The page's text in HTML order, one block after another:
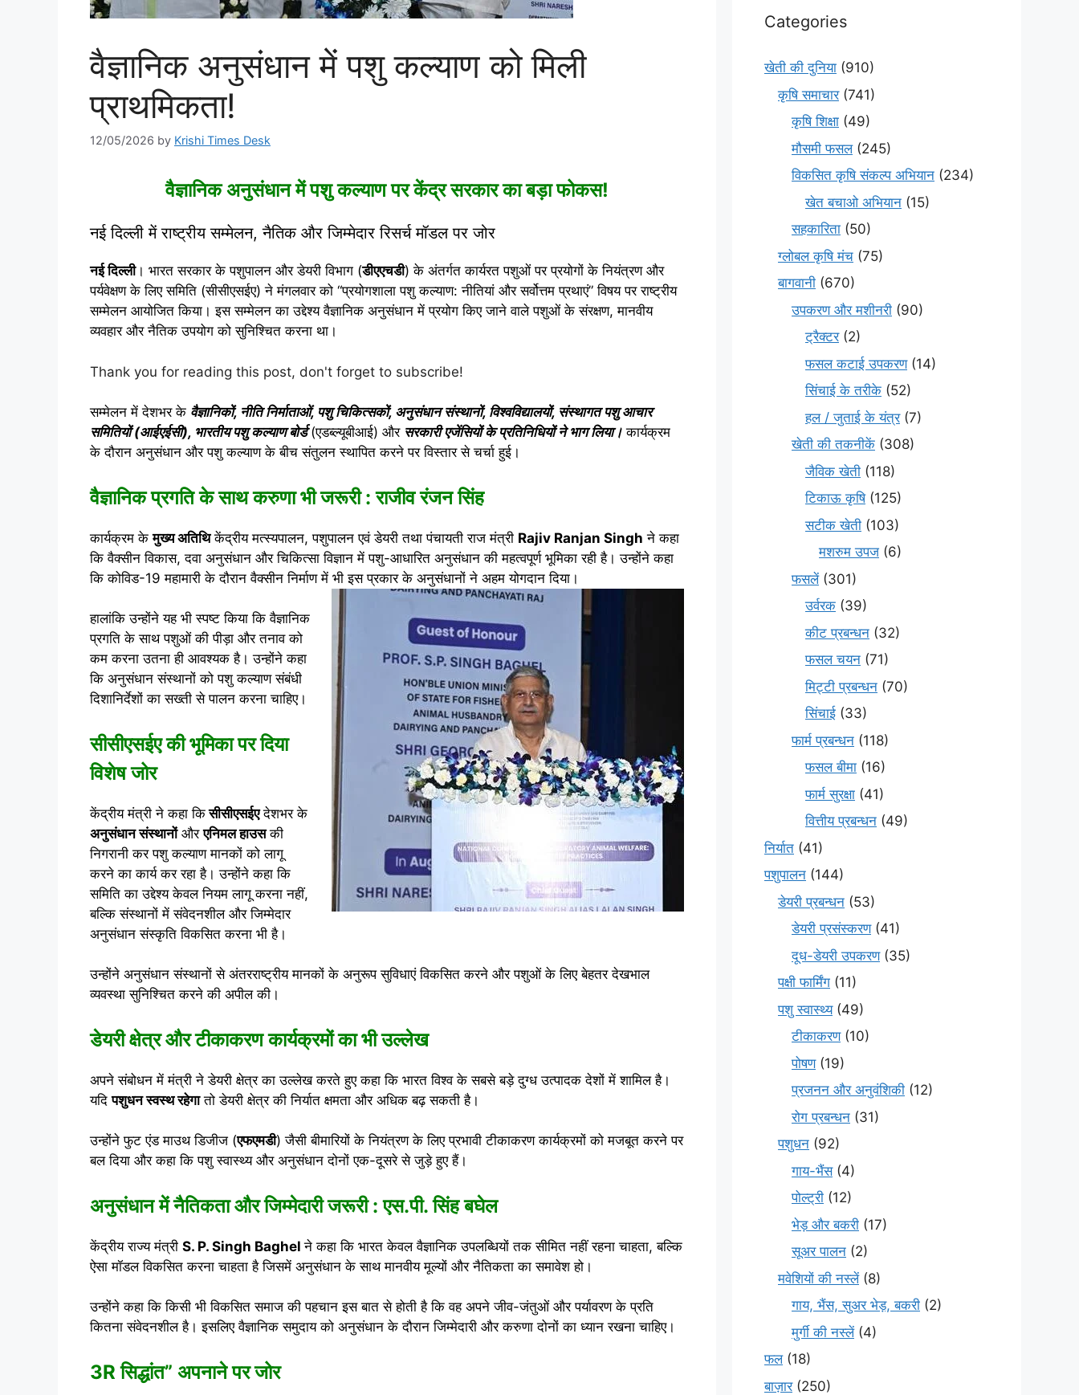
वैज्ञानिक अनुसंधान में पशु कल्याण को मिली
प्राथमिकता!
12/05/2026 by Krishi Times Desk
वैज्ञानिक अनुसंधान में पशु कल्याण पर केंद्र सरकार का बड़ा फोकस!
नई दिल्ली में राष्ट्रीय सम्मेलन, नैतिक और जिम्मेदार रिसर्च मॉडल पर जोर
नई दिल्ली। भारत सरकार के पशुपालन और डेयरी विभाग (डीएएचडी) के अंतर्गत कार्यरत पशुओं पर प्रयोगों के नियंत्रण और
पर्यवेक्षण के लिए समिति (सीसीएसईए) ने मंगलवार को “प्रयोगशाला पशु कल्याण: नीतियां और सर्वोत्तम प्रथाएं” विषय पर राष्ट्रीय
सम्मेलन आयोजित किया। इस सम्मेलन का उद्देश्य वैज्ञानिक अनुसंधान में प्रयोग किए जाने वाले पशुओं के संरक्षण, मानवीय
व्यवहार और नैतिक उपयोग को सुनिश्चित करना था।
Thank you for reading this post, don't forget to subscribe!
सम्मेलन में देशभर के वैज्ञानिकों, नीति निर्माताओं, पशु चिकित्सकों, अनुसंधान संस्थानों, विश्वविद्यालयों, संस्थागत पशु आचार
समितियों (आईएईसी), भारतीय पशु कल्याण बोर्ड(एडब्ल्यूबीआई) और सरकारी एजेंसियों के प्रतिनिधियों ने भाग लिया। कार्यक्रम
के दौरान अनुसंधान और पशु कल्याण के बीच संतुलन स्थापित करने पर विस्तार से चर्चा हुई।
वैज्ञानिक प्रगति के साथ करुणा भी जरूरी : राजीव रंजन सिंह
कार्यक्रम केमुख्य अतिथिकेंद्रीय मत्स्यपालन, पशुपालन एवं डेयरी तथा पंचायती राज मंत्री Rajiv Ranjan Singh ने कहा
कि वैक्सीन विकास, दवा अनुसंधान और चिकित्सा विज्ञान में पशु-आधारित अनुसंधान की महत्वपूर्ण भूमिका रही है। उन्होंने कहा
कि कोविड-19 महामारी के दौरान वैक्सीन निर्माण में भी इस प्रकार के अनुसंधानों ने अहम योगदान दिया।
हालांकि उन्होंने यह भी स्पष्ट किया कि वैज्ञानिक
प्रगति के साथ पशुओं की पीड़ा और तनाव को
कम करना उतना ही आवश्यक है। उन्होंने कहा
कि अनुसंधान संस्थानों को पशु कल्याण संबंधी
दिशानिर्देशों का सख्ती से पालन करना चाहिए।
सीसीएसईए की भूमिका पर दिया
विशेष जोर
केंद्रीय मंत्री ने कहा किसीसीएसईएदेशभर के
अनुसंधान संस्थानोंऔरएनिमल हाउसकी
निगरानी कर पशु कल्याण मानकों को लागू
करने का कार्य कर रहा है। उन्होंने कहा कि
समिति का उद्देश्य केवल नियम लागू करना नहीं,
बल्कि संस्थानों में संवेदनशील और जिम्मेदार
अनुसंधान संस्कृति विकसित करना भी है।
उन्होंने अनुसंधान संस्थानों से अंतरराष्ट्रीय मानकों के अनुरूप सुविधाएं विकसित करने और पशुओं के लिए बेहतर देखभाल
व्यवस्था सुनिश्चित करने की अपील की।
डेयरी क्षेत्र और टीकाकरण कार्यक्रमों का भी उल्लेख
अपने संबोधन में मंत्री ने डेयरी क्षेत्र का उल्लेख करते हुए कहा कि भारत विश्व के सबसे बड़े दुग्ध उत्पादक देशों में शामिल है।
यदिपशुधन स्वस्थ रहेगातो डेयरी क्षेत्र की निर्यात क्षमता और अधिक बढ़ सकती है।
उन्होंने फुट एंड माउथ डिजीज (एफएमडी) जैसी बीमारियों के नियंत्रण के लिए प्रभावी टीकाकरण कार्यक्रमों को मजबूत करने पर
बल दिया और कहा कि पशु स्वास्थ्य और अनुसंधान दोनों एक-दूसरे से जुड़े हुए हैं।
अनुसंधान में नैतिकता और जिम्मेदारी जरूरी : एस.पी. सिंह बघेल
केंद्रीय राज्य मंत्री S. P. Singh Baghel ने कहा कि भारत केवल वैज्ञानिक उपलब्धियों तक सीमित नहीं रहना चाहता, बल्कि
ऐसा मॉडल विकसित करना चाहता है जिसमें अनुसंधान के साथ मानवीय मूल्यों और नैतिकता का समावेश हो।
उन्होंने कहा कि किसी भी विकसित समाज की पहचान इस बात से होती है कि वह अपने जीव-जंतुओं और पर्यावरण के प्रति
कितना संवेदनशील है। इसलिए वैज्ञानिक समुदाय को अनुसंधान के दौरान जिम्मेदारी और करुणा दोनों का ध्यान रखना चाहिए।
3R सिद्धांत” अपनाने पर जोर
Categories
खेती की दुनिया (910)
कृषि समाचार(741)
कृषि शिक्षा (49)
मौसमी फसल(245)
विकसित कृषि संकल्प अभियान (234)
खेत बचाओ अभियान (15)
सहकारिता (50)
ग्लोबल कृषि मंच (75)
बागवानी (670)
उपकरण और मशीनरी (90)
ट्रैक्टर(2)
फसल कटाई उपकरण(14)
सिंचाई के तरीके (52)
हल / जुताई के यंत्र(7)
खेती की तकनीकें (308)
जैविक खेती (118)
टिकाऊ कृषि(125)
सटीक खेती (103)
मशरुम उपज (6)
फसलें(301)
उर्वरक (39)
कीट प्रबन्धन (32)
फसल चयन (71)
मि‌ट्टी प्रबन्धन (70)
सिंचाई (33)
फार्म प्रबन्धन (118)
फसल बीमा (16)
फार्म सुरक्षा (41)
वित्तीय प्रबन्धन (49)
निर्यात (41)
पशुपालन (144)
डेयरी प्रबन्धन (53)
डेयरी प्रसंस्करण(41)
दूध-डेयरी उपकरण(35)
पक्षी फार्मिंग (11)
पशु स्वास्थ्य(49)
टीकाकरण(10)
पोषण(19)
प्रजनन और अनुवंशिकी (12)
रोग प्रबन्धन (31)
पशुधन (92)
गाय-भैंस(4)
पोल्ट्री (12)
भेड़ और बकरी (17)
सूअर पालन (2)
मवेशियों की नस्लें(8)
गाय, भैंस, सुअर भेड़, बकरी (2)
मुर्गी की नस्लें(4)
फल(18)
बाज़ार(250)